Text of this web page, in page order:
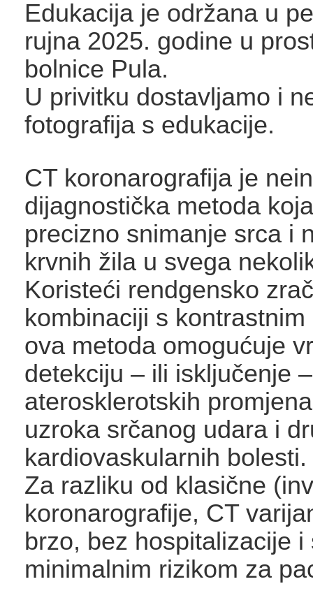
Edukacija je održana u
rujna 2025. godine u
bolnice Pula.
U privitku dostavljamo i
fotografija s edukacije.
CT koronarografija je
dijagnostička metoda
precizno snimanje srca i
krvnih žila u svega
Koristeći rendgensko
kombinaciji s
ova metoda omogućuje
detekciju – ili isključenje –
aterosklerotskih
uzroka srčanog udara i
kardiovaskularnih bolesti.
Za razliku od klasične
koronarografije, CT
brzo, bez hospitalizacije i
minimalnim rizikom za